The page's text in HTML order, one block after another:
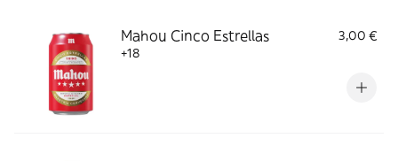
Mahou Cinco Estrellas
3,00 €
+18